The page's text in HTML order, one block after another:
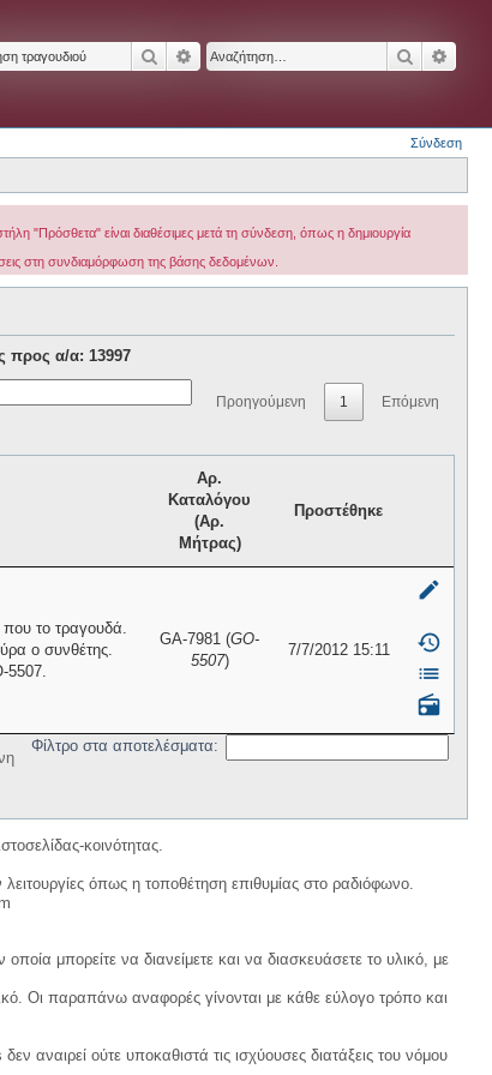
ΑναζήτησηΕιδική αναζήτηση
Σύνδεση
"Πρόσθετα" είναι διαθέσιμες μετά τη σύνδεση, όπως η δημιουργία
στη συνδιαμόρφωση της βάσης δεδομένων.
προς α/α: 13997
Προηγούμενη 1 Επόμενη
Αρ.
Καταλόγου
(Αρ.
Μήτρας)
Προστέθηκε
το τραγουδά.
ο συνθέτης.
5507.
GA-7981 (GO-
5507)
7/7/2012 15:11
mode_edit
history
list
radio
Φίλτρο στα αποτελέσματα:
κοινότητας.
όπως η τοποθέτηση επιθυμίας στο ραδιόφωνο.
μπορείτε να διανείμετε και να διασκευάσετε το υλικό, με
Οι παραπάνω αναφορές γίνονται με κάθε εύλογο τρόπο και
αναιρεί ούτε υποκαθιστά τις ισχύουσες διατάξεις του νόμου